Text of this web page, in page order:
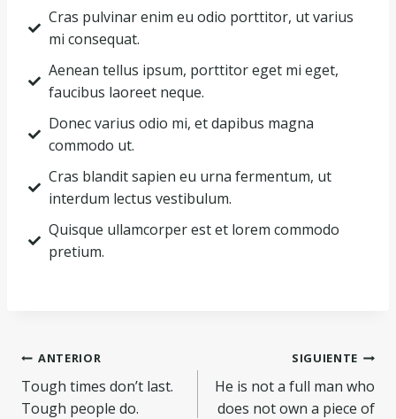
Cras pulvinar enim eu odio porttitor, ut varius
mi consequat.
Aenean tellus ipsum, porttitor eget mi eget,
faucibus laoreet neque.
Donec varius odio mi, et dapibus magna
commodo ut.
Cras blandit sapien eu urna fermentum, ut
interdum lectus vestibulum.
Quisque ullamcorper est et lorem commodo
pretium.
ANTERIOR
Tough times don’t last.
Tough people do.
SIGUIENTE
He is not a full man who
does not own a piece of